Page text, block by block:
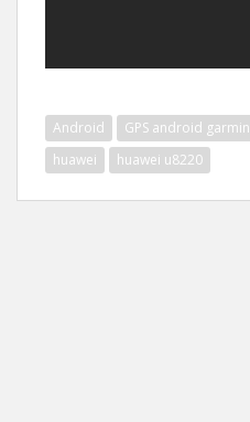
Android GPS android garmin
huawei
huawei u8220